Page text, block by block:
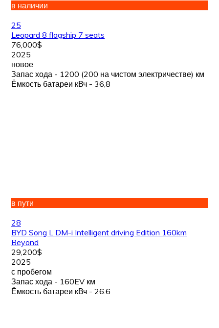
в наличии
25
Leopard 8 flagship 7 seats
76,000$
2025
новое
Запас хода - 1200 (200 на чистом электричестве) км
Ёмкость батареи кВч - 36,8
в пути
28
BYD Song L DM-i Intelligent driving Edition 160km
Beyond
29,200$
2025
с пробегом
Запас хода - 160EV км
Ёмкость батареи кВч - 26.6